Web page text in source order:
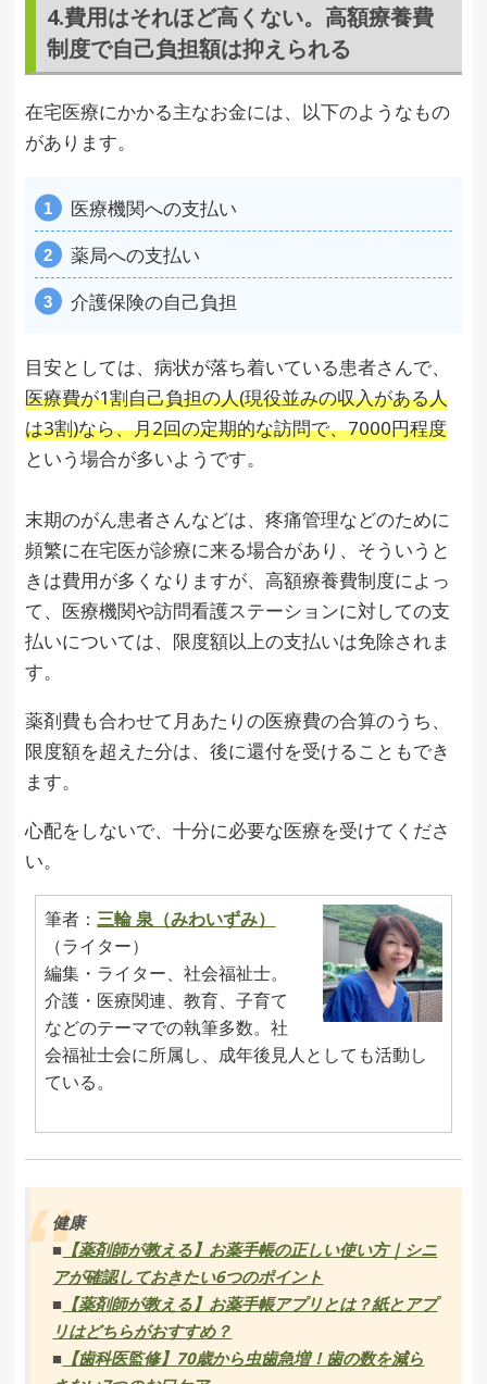
4.費用はそれほど高くない。高額療養費
制度で自己負担額は抑えられる
在宅医療にかかる主なお金には、以下のようなもの
があります。
医療機関への支払い
薬局への支払い
介護保険の自己負担
目安としては、病状が落ち着いている患者さんで、
医療費が1割自己負担の人(現役並みの収入がある人
は3割)なら、月2回の定期的な訪問で、7000円程度
という場合が多いようです。
末期のがん患者さんなどは、疼痛管理などのために
頻繁に在宅医が診療に来る場合があり、そういうと
きは費用が多くなりますが、高額療養費制度によっ
て、医療機関や訪問看護ステーションに対しての支
払いについては、限度額以上の支払いは免除されま
す。
薬剤費も合わせて月あたりの医療費の合算のうち、
限度額を超えた分は、後に還付を受けることもでき
ます。
心配をしないで、十分に必要な医療を受けてくださ
い。
筆者：三輪 泉（みわいずみ）
（ライター）
編集・ライター、社会福祉士。
介護・医療関連、教育、子育て
などのテーマでの執筆多数。社
会福祉士会に所属し、成年後見人としても活動し
ている。
健康
■【薬剤師が教える】お薬手帳の正しい使い方｜シニ
アが確認しておきたい6つのポイント
■ 【薬剤師が教える】お薬手帳アプリとは？紙とアプ
リはどちらがおすすめ？
■ 【歯科医監修】70歳から虫歯急増！歯の数を減ら